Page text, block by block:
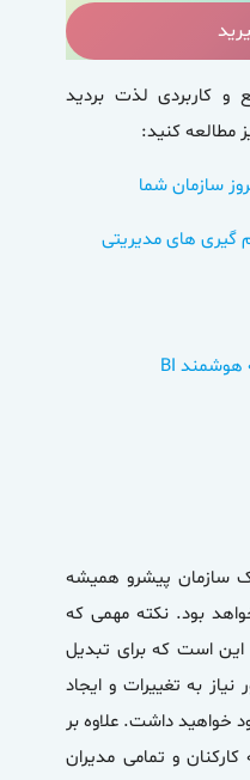
و کاربردی لذت بردید
مطالعه کنید:
سازمان شما
گیری های مدیریتی
سازمان پیشرو همیشه
بود. نکته مهمی که
این است که برای تبدیل
به تغییرات و ایجاد
خواهید داشت. علاوه بر
و تمامی مدیران